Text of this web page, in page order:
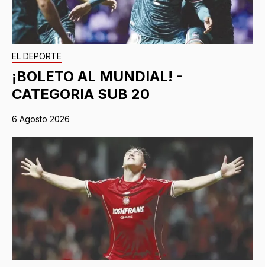
EL DEPORTE
¡BOLETO AL MUNDIAL! -
CATEGORIA SUB 20
6 Agosto 2026